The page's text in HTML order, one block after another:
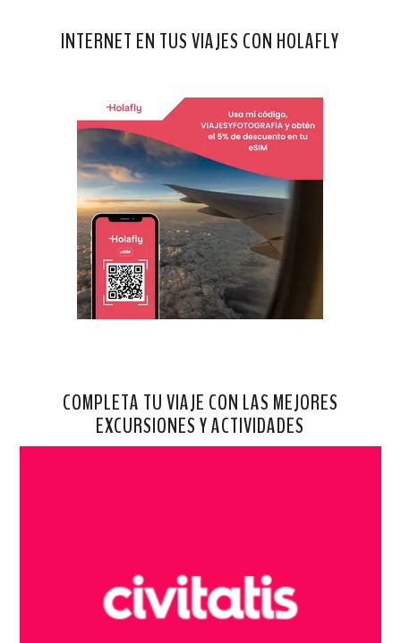
INTERNET EN TUS VIAJES CON HOLAFLY
COMPLETA TU VIAJE CON LAS MEJORES
EXCURSIONES Y ACTIVIDADES